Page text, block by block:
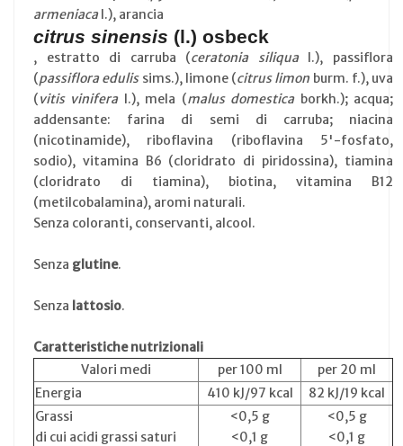
armeniacal.), arancia
citrus sinensis (l.) osbeck
, estratto di carruba (ceratonia siliqual.), passiflora
(passiflora edulissims.), limone (citrus limon burm. f.), uva
(vitis viniferal.), mela (malus domesticaborkh.); acqua;
addensante: farina di semi di carruba; niacina
(nicotinamide), riboflavina (riboflavina 5'-fosfato,
sodio), vitamina B6 (cloridrato di piridossina), tiamina
(cloridrato di tiamina), biotina, vitamina B12
(metilcobalamina), aromi naturali.
Senza coloranti, conservanti, alcool.
Senza glutine.
Senza lattosio.
Caratteristiche nutrizionali
Valori medi
per 100 ml
per 20 ml
Energia
410 kJ/97 kcal
82 kJ/19 kcal
Grassi
di cui acidi grassi saturi
<0,5 g
<0,1 g
<0,5 g
<0,1 g